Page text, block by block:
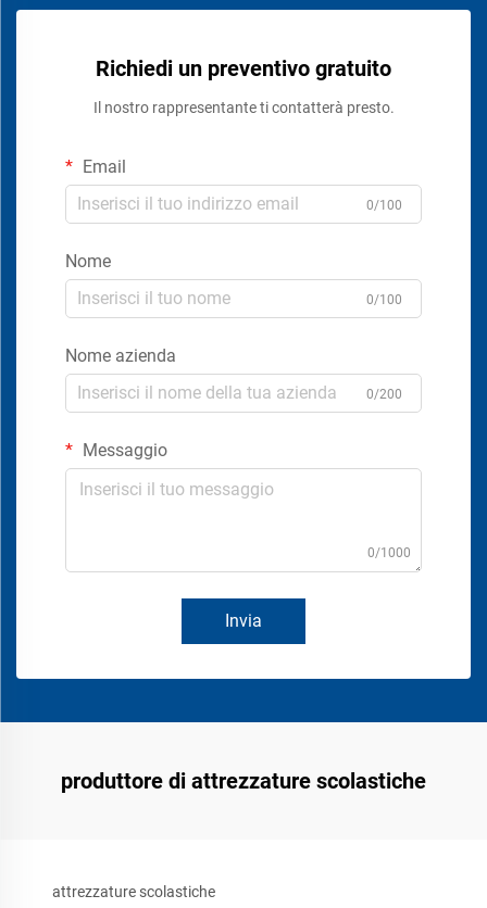
Richiedi un preventivo gratuito
Il nostro rappresentante ti contatterà presto.
Email
0/100
Nome
0/100
Nome azienda
0/200
Messaggio
0/1000
Invia
produttore di attrezzature scolastiche
attrezzature scolastiche